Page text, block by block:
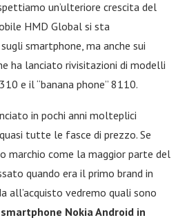
un’ulteriore crescita del
HMD Global si sta
smartphone, ma anche sui
ha lanciato rivisitazioni di modelli
e il “banana phone” 8110.
in pochi anni molteplici
tutte le fasce di prezzo. Se
marchio come la maggior parte del
quando era il primo brand in
all’acquisto vedremo quali sono
Nokia Android in